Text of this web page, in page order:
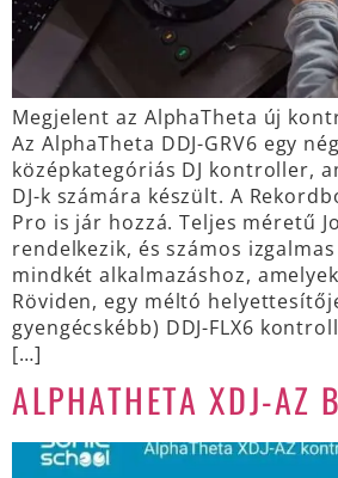
Megjelent az AlphaTheta új
Az AlphaTheta DDJ-GRV6 egy
középkategóriás DJ kontroller,
DJ-k számára készült. A
Pro is jár hozzá. Teljes méretű
rendelkezik, és számos
mindkét alkalmazáshoz,
Röviden, egy méltó
gyengécskébb) DDJ-FLX6
[…]
ALPHATHETA XDJ-AZ